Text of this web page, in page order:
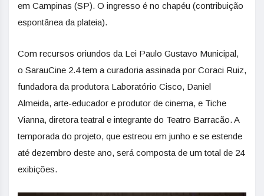
em Campinas (SP). O ingresso é no chapéu (contribuição
espontânea da plateia).
Com recursos oriundos da Lei Paulo Gustavo Municipal,
o SarauCine 2.4 tem a curadoria assinada por Coraci Ruiz,
fundadora da produtora Laboratório Cisco, Daniel
Almeida, arte-educador e produtor de cinema, e Tiche
Vianna, diretora teatral e integrante do Teatro Barracão. A
temporada do projeto, que estreou em junho e se estende
até dezembro deste ano, será composta de um total de 24
exibições.